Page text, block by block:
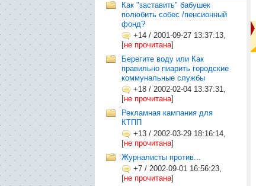
Как "заставить" бабушек
полюбить собес /пенсионный
фонд?
+14 / 2001-09-27 13:37:13,
[не прочитана]
Берегите воду или Как
правильно пиарить городские
коммунальные службы
+18 / 2002-02-04 13:37:31,
[не прочитана]
Рекламная кампания для
КТПП
+13 / 2002-03-29 18:16:14,
[не прочитана]
Журналисты против...
+7 / 2002-09-01 16:56:23,
[не прочитана]